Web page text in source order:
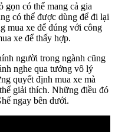
gọn có thể mang cả gia
có thể được dùng để đi lại
mua xe để đúng với công
xe để thấy hợp.
người trong ngành cũng
nghe qua tưởng vô lý
quyết định mua xe mà
giải thích. Những điều đó
ngay bên dưới.